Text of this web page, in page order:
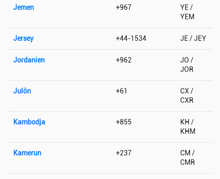
Jemen +967
YE /
YEM
Jersey +44-1534 JE / JEY
Jordanien +962
JO /
JOR
Julön +61
CX /
CXR
Kambodja +855
KH /
KHM
Kamerun +237
CM /
CMR